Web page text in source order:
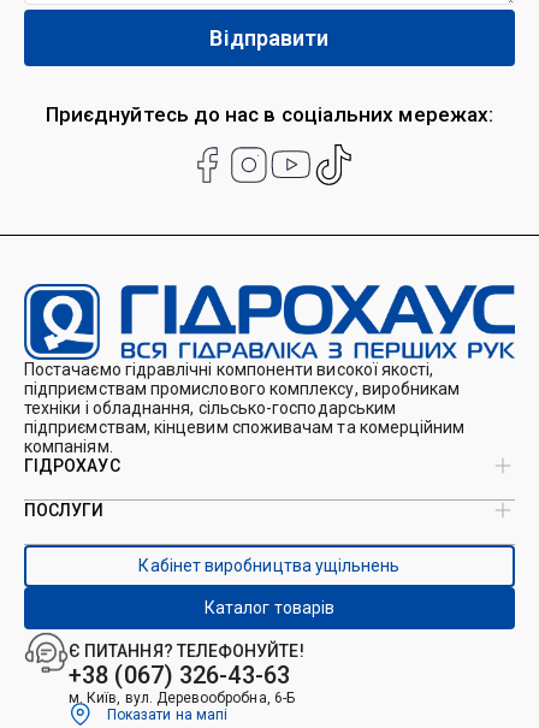
Приєднуйтесь до нас в соціальних мережах:
Постачаємо гідравлічні компоненти високої якості,
підприємствам промислового комплексу, виробникам
техніки і обладнання, сільсько-господарським
підприємствам, кінцевим споживачам та комерційним
компаніям.
Є ПИТАННЯ? ТЕЛЕФОНУЙТЕ!
+38 (067) 326-43-63
м. Київ, вул. Деревообробна, 6-Б
Показати на мапі
ГІДРОХАУС
Про нас
Каталоги
Контакти
ПОСЛУГИ
Виробництво ущільнень
Виробництво гідроциліндрів
Ремонт гідроциліндрів
Ремонт і виготовлення РВТ
Ремонт техніки
Гідрофікація авто
Кабінет виробництва ущільнень
Каталог товарів